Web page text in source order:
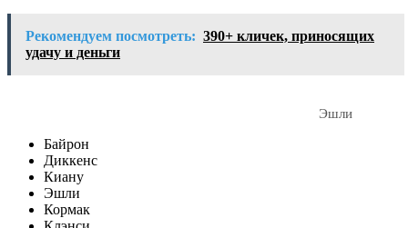
Рекомендуем посмотреть: 390+ кличек, приносящих
удачу и деньги
Эшли
Байрон
Диккенс
Киану
Эшли
Кормак